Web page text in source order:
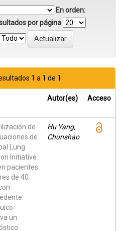
En orden:
por página
1 a 1 de 1
Autor(es) Acceso
de
de
Lung
Initiative
pacientes
de 40
un
Hu Yang,
Chunshao